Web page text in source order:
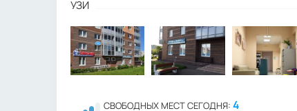
УЗИ
СВОБОДНЫХ МЕСТ СЕГОДНЯ: 4